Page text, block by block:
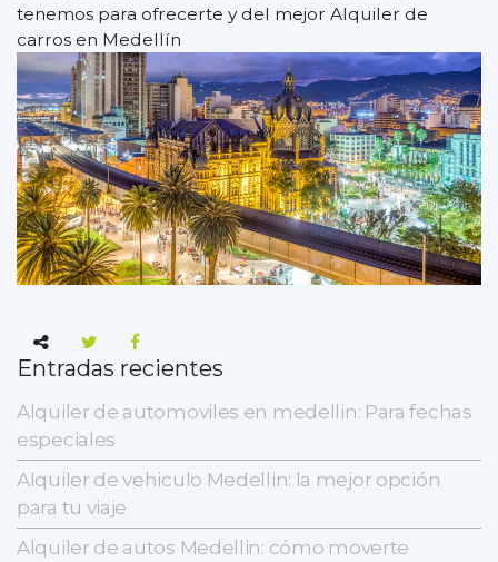
tenemos para ofrecerte y del mejor Alquiler de
carros en Medellín
Entradas recientes
Alquiler de automoviles en medellin: Para fechas
especiales
Alquiler de vehiculo Medellin: la mejor opción
para tu viaje
Alquiler de autos Medellin: cómo moverte